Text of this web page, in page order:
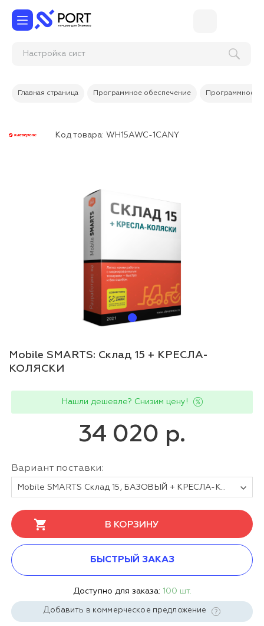
Настро
Главная страница Программное обеспечение Программное
Код товара: WH15AWC-1CANY
Mobile SMARTS: Склад 15 + КРЕСЛА-
КОЛЯСКИ
Нашли дешевле? Снизим цену!
34 020 р.
Вариант поставки:
Mobile SMARTS Склад 15, БАЗОВЫЙ + КРЕСЛА-КОЛЯСКИ для любой поддерживаемой конфигурации 1С
В КОРЗИНУ
БЫСТРЫЙ ЗАКАЗ
Доступно для заказа: 100 шт.
Добавить в коммерческое предложение